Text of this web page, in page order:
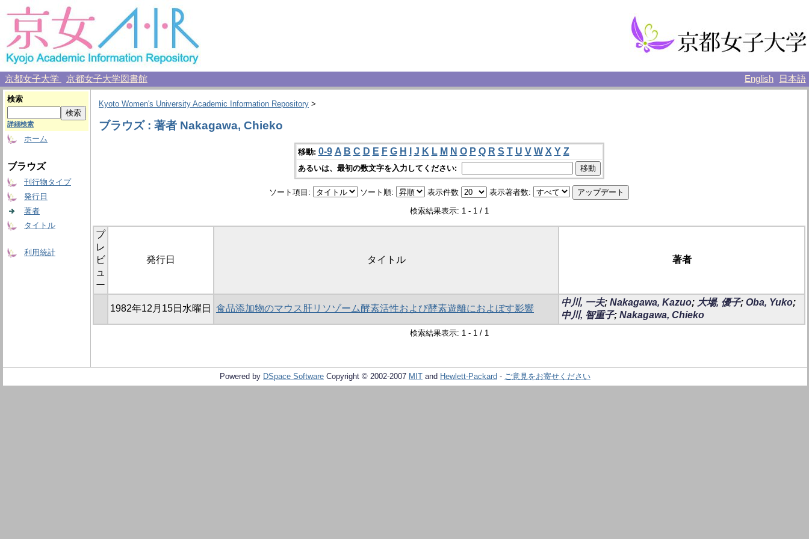
京都女子大学 京都女子大学図書館 English 日本語
検索
詳細検索
ホーム
ブラウズ
刊行物タイプ
発行日
著者
タイトル
利用統計
Kyoto Women's University Academic Information Repository >
ブラウズ : 著者 Nakagawa, Chieko
移動: 0-9 A B C D E F G H J K L M N O P Q R S T U V W X Y Z
あるいは、最初の数文字を入力してください:
ソート項目: ソート順: 表示件数 表示著者数:
検索結果表示: 1 - 1 / 1
プ
レ
ビ
ュ
ー
発行日 タイトル 著者
1982年12月15日水曜日 食品添加物のマウス肝リソゾーム酵素活性および酵素遊離におよぼす影響
中川, 一夫; Nakagawa, Kazuo; 大場, 優子; Oba, Yuko;
中川, 智重子; Nakagawa, Chieko
検索結果表示: 1 - 1 / 1
Powered by DSpace Software Copyright © 2002-2007 MIT and Hewlett-Packard - ご意見をお寄せください